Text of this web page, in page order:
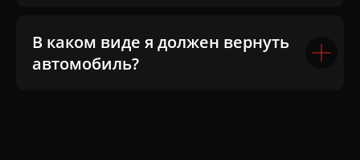
В каком виде я должен вернуть
автомобиль?